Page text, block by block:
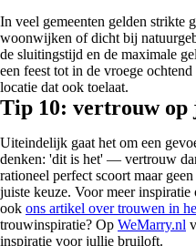
In veel gemeenten gelden strikte
woonwijken of dicht bij
de sluitingstijd en de maximale
een feest tot in de vroege
locatie dat ook toelaat.
Tip 10: vertrouw op
Uiteindelijk gaat het om een
denken: 'dit is het' — vertrouw
rationeel perfect scoort maar
juiste keuze. Voor meer
ook ons artikel over trouwen in
trouwinspiratie? Op WeMarry.nl
inspiratie voor jullie bruiloft.